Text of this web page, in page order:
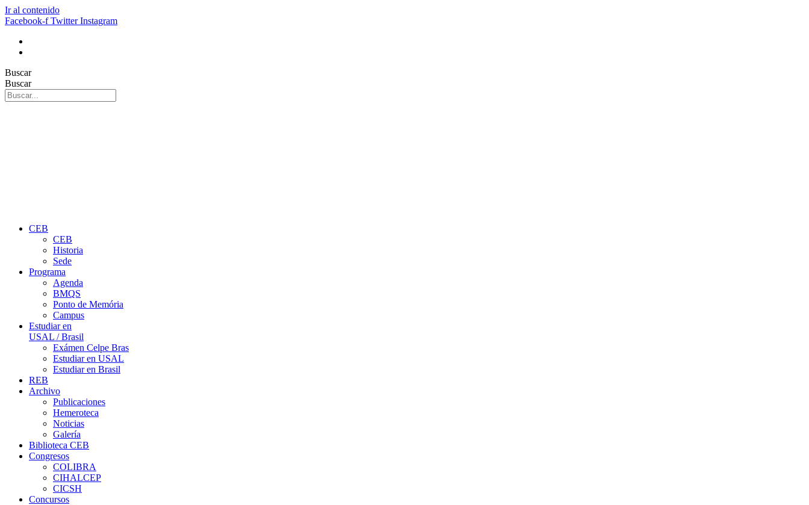
Ir al contenido
Facebook-f Twitter Instagram
Buscar
Buscar
CEB
CEB
Historia
Sede
Programa
Agenda
BMQS
Ponto de Memória
Campus
Estudiar en
USAL / Brasil
Exámen Celpe Bras
Estudiar en USAL
Estudiar en Brasil
REB
Archivo
Publicaciones
Hemeroteca
Noticias
Galería
Biblioteca CEB
Congresos
COLIBRA
CIHALCEP
CICSH
Concursos